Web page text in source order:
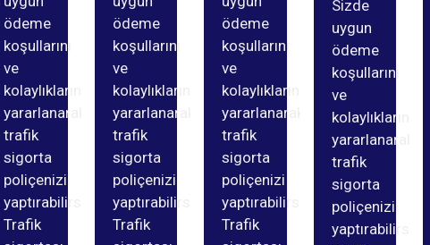
ödeme
koşullarını
ve
kolaylıklarından
yararlanarak
trafik
sigorta
poliçenizi
yaptırabilirsiniz.
Trafik
ödeme
koşullarını
ve
kolaylıklarından
yararlanarak
trafik
sigorta
poliçenizi
yaptırabilirsiniz.
Trafik
ödeme
koşullarını
ve
kolaylıklarından
yararlanarak
trafik
sigorta
poliçenizi
yaptırabilirsiniz.
Trafik
Sizde
uygun
ödeme
koşullarını
ve
kolaylıklarından
yararlanarak
trafik
sigorta
poliçenizi
yaptırabilirsiniz.